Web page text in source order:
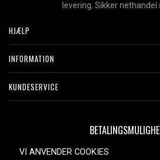
levering. Sikker nethandel
HJÆLP
INFORMATION
KUNDESERVICE
VI ANVENDER COOKIES